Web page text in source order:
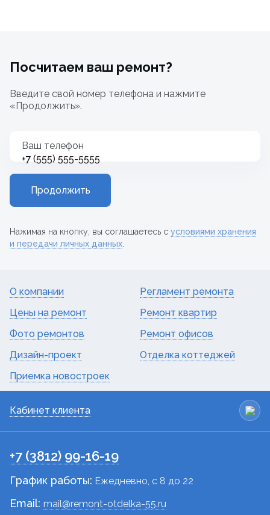
Посчитаем ваш ремонт?
Введите свой номер телефона и нажмите
«Продолжить».
Ваш телефон
+7
Продолжить
Нажимая на кнопку, вы соглашаетесь с условиями хранения
и передачи личных данных
О компании
Цены на ремонт
Фото ремонтов
Дизайн-проект
Приемка новостроек
Регламент ремонта
Ремонт квартир
Ремонт офисов
Отделка коттеджей
Кабинет клиента
+7 (3812) 99-16-19
График работы: Ежедневно, c 8 до 22
Email: mail@remont-otdelka-55.ru